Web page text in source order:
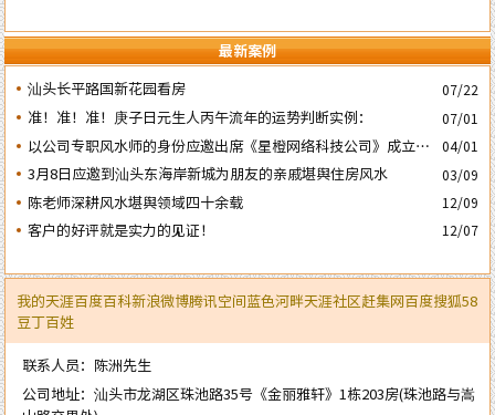
最新案例
汕头长平路国新花园看房
07/22
准！准！准！庚子日元生人丙午流年的运势判断实例： 07/01
以公司专职风水师的身份应邀出席《星橙网络科技公司》成立5
周年庆典
04/01
3月8日应邀到汕头东海岸新城为朋友的亲戚堪舆住房风水 03/09
陈老师深耕风水堪舆领域四十余载 12/09
客户的好评就是实力的见证！ 12/07
我的天涯百度百科新浪微博腾讯空间蓝色河畔天涯社区赶集网百度搜狐58
豆丁百姓
联系人员：陈洲先生
公司地址：汕头市龙湖区珠池路35号《金丽雅轩》1栋203房(珠池路与嵩